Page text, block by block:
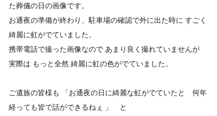
た葬儀の日の画像です。
お通夜の準備が終わり、駐車場の確認で外に出た時に すごく
綺麗に虹がでていました。
携帯電話で撮った画像なので あまり良く撮れていませんが
実際は もっと全然 綺麗に虹の色がでていました。
ご遺族の皆様も
「お通夜の日に綺麗な虹がでていたと 何年
経っても皆で話ができるねぇ 」 と